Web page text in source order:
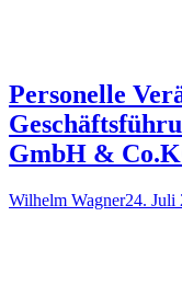
Personelle
GmbH &
Wilhelm Wagner24. Juli